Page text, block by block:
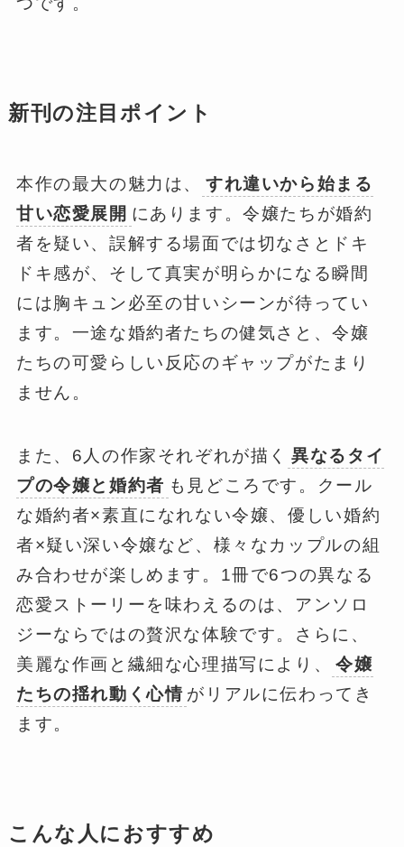
新刊の注目ポイント
本作の最大の魅力は、
すれ違いから始まる
甘い恋愛展開 にあります。令嬢たちが婚約
者を疑い、誤解する場面では切なさとドキ
ドキ感が、そして真実が明らかになる瞬間
には胸キュン必至の甘いシーンが待ってい
ます。一途な婚約者たちの健気さと、令嬢
たちの可愛らしい反応のギャップがたまり
ません。
また、6人の作家それぞれが描く
異なるタイ
プの令嬢と婚約者 も見どころです。クール
な婚約者×素直になれない令嬢、優しい婚約
者×疑い深い令嬢など、様々なカップルの組
み合わせが楽しめます。1冊で6つの異なる
恋愛ストーリーを味わえるのは、アンソロ
ジーならではの贅沢な体験です。さらに、
美麗な作画と繊細な心理描写により、
令嬢
たちの揺れ動く心情 がリアルに伝わってき
ます。
こんな人におすすめ